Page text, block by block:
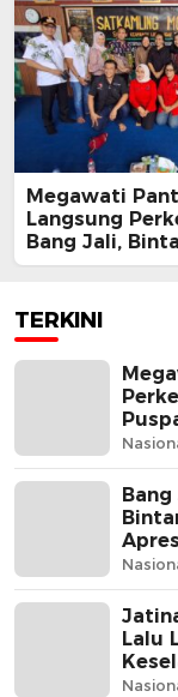
Megawati
Langsung
Bang Jali,
Puspayoga
TERKINI
Lalu